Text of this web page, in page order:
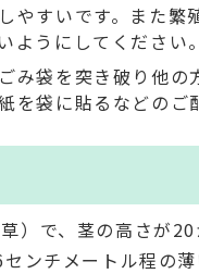
やすいです。また繁
うにしてください。
み袋を突き破り他
袋に貼るなどのご
）で、茎の高さが
ンチメートル程の薄